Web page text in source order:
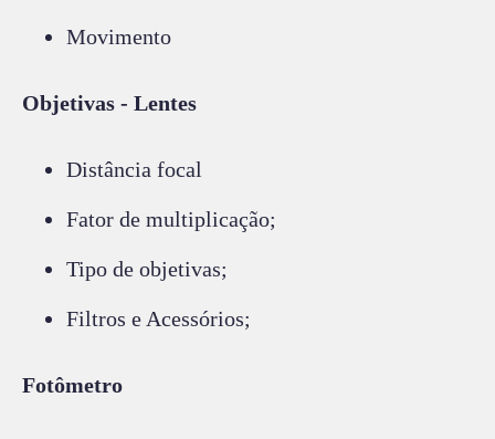
Movimento
Objetivas - Lentes
Distância focal
Fator de multiplicação;
Tipo de objetivas;
Filtros e Acessórios;
Fotômetro